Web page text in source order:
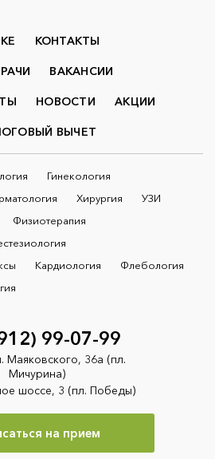
КОНТАКТЫ
ВАКАНСИИ
НОВОСТИ АКЦИИ
ВЫЧЕТ
Гинекология
Хирургия
УЗИ
Физиотерапия
Кардиология
Флебология
99-07-99
Маяковского, 36а (пл.
Мичурина)
шоссе, 3 (пл. Победы)
на прием